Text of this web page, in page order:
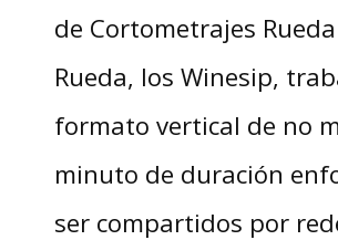
de Cortometrajes
Rueda, los Winesip,
formato vertical de no
minuto de duración
ser compartidos por